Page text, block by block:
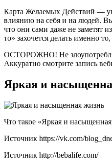
Карта Желаемых Действий —
влиянию на себя и на людей.
что они сами даже не заметят
то» захочется делать именно
ОСТОРОЖНО! Не
Аккуратно смотрите запись
Яркая и
Что такое «Яркая и
Источник https://vk.com/
Источник http://bebalife.com/